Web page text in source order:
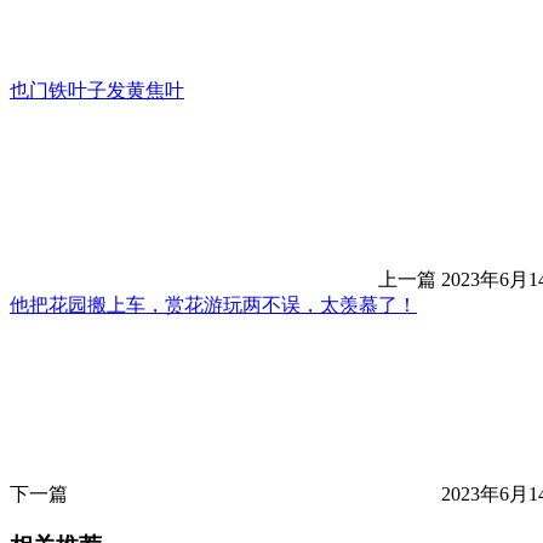
也门铁叶子发黄焦叶
上一篇 2023年6月
他把花园搬上车，赏花游玩两不误，太羡慕了！
下一篇 2023年6月